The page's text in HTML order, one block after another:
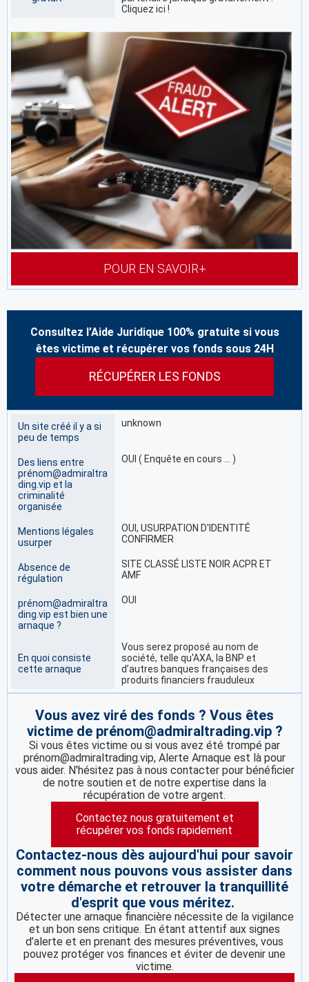
Cliquez ici !
POUR EN SAVOIR+
Consultez l’Aide Juridique 100% gratuite si vous
êtes victime et récupérer vos fonds sous 24H
RÉCUPÉRER LES FONDS
Un site créé il y a si
peu de temps
unknown
Des liens entre
prénom@admiraltra
ding.vip et la
criminalité
organisée
OUI ( Enquête en cours … )
Mentions légales
usurper
OUI, USURPATION D'IDENTITÉ
CONFIRMER
Absence de
régulation
SITE CLASSÉ LISTE NOIR ACPR ET
AMF
prénom@admiraltra
ding.vip est bien une
arnaque ?
OUI
En quoi consiste
cette arnaque
Vous serez proposé au nom de
société, telle qu'AXA, la BNP et
d’autres banques françaises des
produits financiers frauduleux
Vous avez viré des fonds ? Vous êtes
victime de prénom@admiraltrading.vip ?
Si vous êtes victime ou si vous avez été trompé par
prénom@admiraltrading.vip, Alerte Arnaque est là pour
vous aider. N'hésitez pas à nous contacter pour bénéficier
de notre soutien et de notre expertise dans la
récupération de votre argent.
Contactez nous gratuitement et
récupérer vos fonds rapidement
Contactez-nous dès aujourd'hui pour savoir
comment nous pouvons vous assister dans
votre démarche et retrouver la tranquillité
d'esprit que vous méritez.
Détecter une arnaque financière nécessite de la vigilance
et un bon sens critique. En étant attentif aux signes
d’alerte et en prenant des mesures préventives, vous
pouvez protéger vos finances et éviter de devenir une
victime.